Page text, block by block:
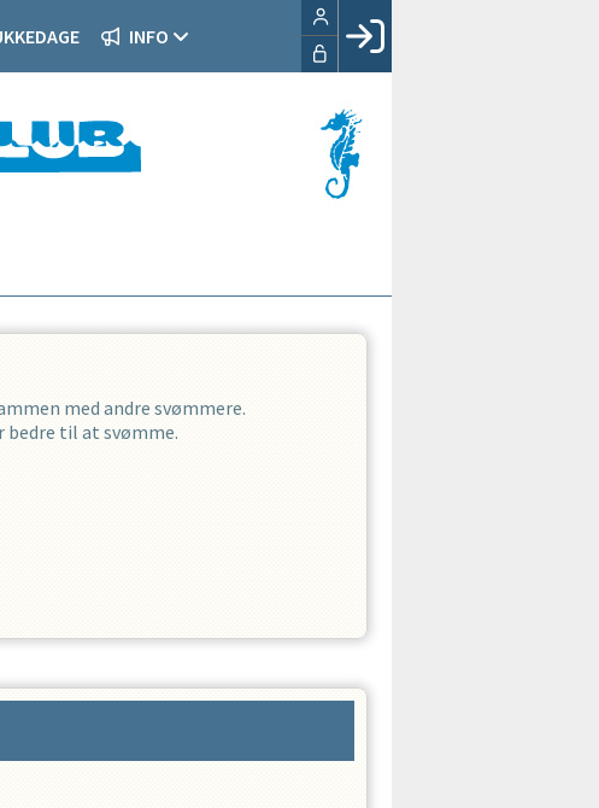
INFO
med andre svømmere.
bedre til at svømme.